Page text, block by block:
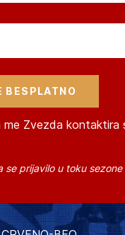
me Zvezda kontaktira
se prijavilo u toku